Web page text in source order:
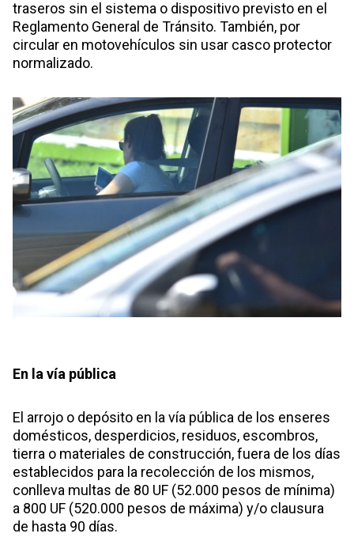
traseros sin el sistema o dispositivo previsto en el
Reglamento General de Tránsito. También, por
circular en motovehículos sin usar casco protector
normalizado.
En la vía pública
El arrojo o depósito en la vía pública de los enseres
domésticos, desperdicios, residuos, escombros,
tierra o materiales de construcción, fuera de los días
establecidos para la recolección de los mismos,
conlleva multas de 80 UF (52.000 pesos de mínima)
a 800 UF (520.000 pesos de máxima) y/o clausura
de hasta 90 días.